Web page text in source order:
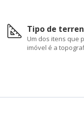
Tipo de
Um dos itens que
imóvel é a